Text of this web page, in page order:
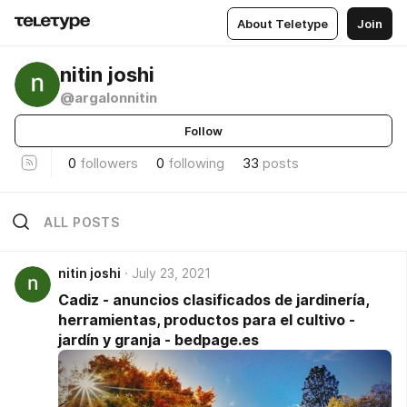
About Teletype Join
nitin joshi
@argalonnitin
Follow
0 followers 0 following 33 posts
ALL POSTS
nitin joshi July 23, 2021
Cadiz - anuncios clasificados de jardinería,
herramientas, productos para el cultivo -
jardín y granja - bedpage.es